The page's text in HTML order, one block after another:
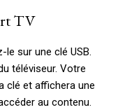
TV
sur une clé USB.
téléviseur. Votre
clé et affichera une
au contenu.